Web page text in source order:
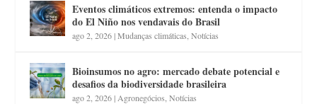
Eventos climáticos extremos: entenda o impacto
do El Niño nos vendavais do Brasil
ago 2, 2026|Mudanças climáticas ,Notícias
Bioinsumos no agro: mercado debate potencial e
desafios da biodiversidade brasileira
ago 2, 2026| Agronegócios ,Notícias